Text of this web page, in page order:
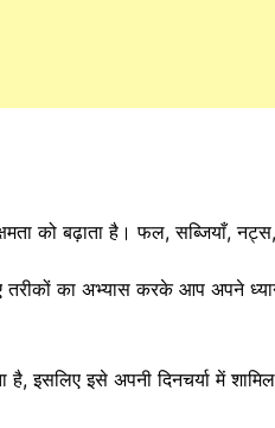
को बढ़ाता है। फल, सब्जियाँ,
का अभ्यास करके आप अपने
इसलिए इसे अपनी दिनचर्या में